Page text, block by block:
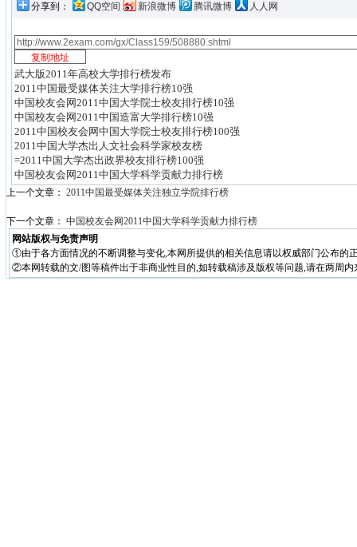
分享到： QQ空间 新浪微博 腾讯微博 人人网
武大版2011年高校大学排行榜发布
2011中国最受媒体关注大学排行榜10强
中国校友会网2011中国大学院士校友排行榜10强
中国校友会网2011中国造富大学排行榜10强
2011中国校友会网中国大学院士校友排行榜100强
2011中国大学杰出人文社会科学家校友榜
=2011中国大学杰出政界校友排行榜100强
中国校友会网2011中国大学科学贡献力排行榜
上一个文章： 2011中国最受媒体关注独立学院排行榜
下一个文章： 中国校友会网2011中国大学科学贡献力排行榜
网站版权与免责声明
①由于各方面情况的不断调整与变化,本网所提供的相关信息请以权威部门公布的
②本网转载的文/图等稿件出于非商业性目的,如转载稿涉及版权等问题,请在两周内